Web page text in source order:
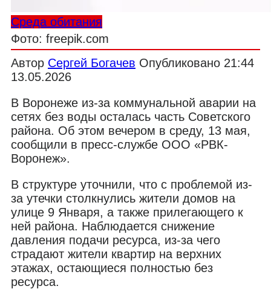
Среда обитания
Фото: freepik.com
Автор Сергей Богачев Опубликовано 21:44
13.05.2026
В Воронеже из-за коммунальной аварии на
сетях без воды осталась часть Советского
района. Об этом вечером в среду, 13 мая,
сообщили в пресс-службе ООО «РВК-
Воронеж».
В структуре уточнили, что с проблемой из-
за утечки столкнулись жители домов на
улице 9 Января, а также прилегающего к
ней района. Наблюдается снижение
давления подачи ресурса, из-за чего
страдают жители квартир на верхних
этажах, остающиеся полностью без
ресурса.